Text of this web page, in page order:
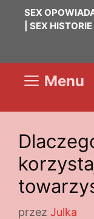
Przejdź
SEX
| SEX
Menu
przez Julka